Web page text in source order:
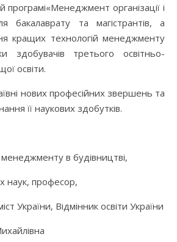
програмі«Менеджмент організації і
бакалаврату та магістрантів, а
кращих технологій менеджменту
здобувачів третього освітньо-
освіти.
нових професійних звершень та
її наукових здобутків.
в будівництві,
наук, професор,
України, Відмінник освіти України